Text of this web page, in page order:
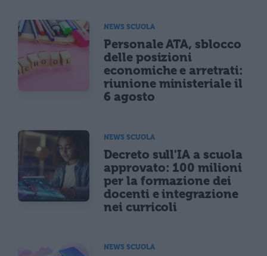
NEWS SCUOLA
Personale ATA, sblocco
delle posizioni
economiche e arretrati:
riunione ministeriale il
6 agosto
NEWS SCUOLA
Decreto sull'IA a scuola
approvato: 100 milioni
per la formazione dei
docenti e integrazione
nei curricoli
NEWS SCUOLA